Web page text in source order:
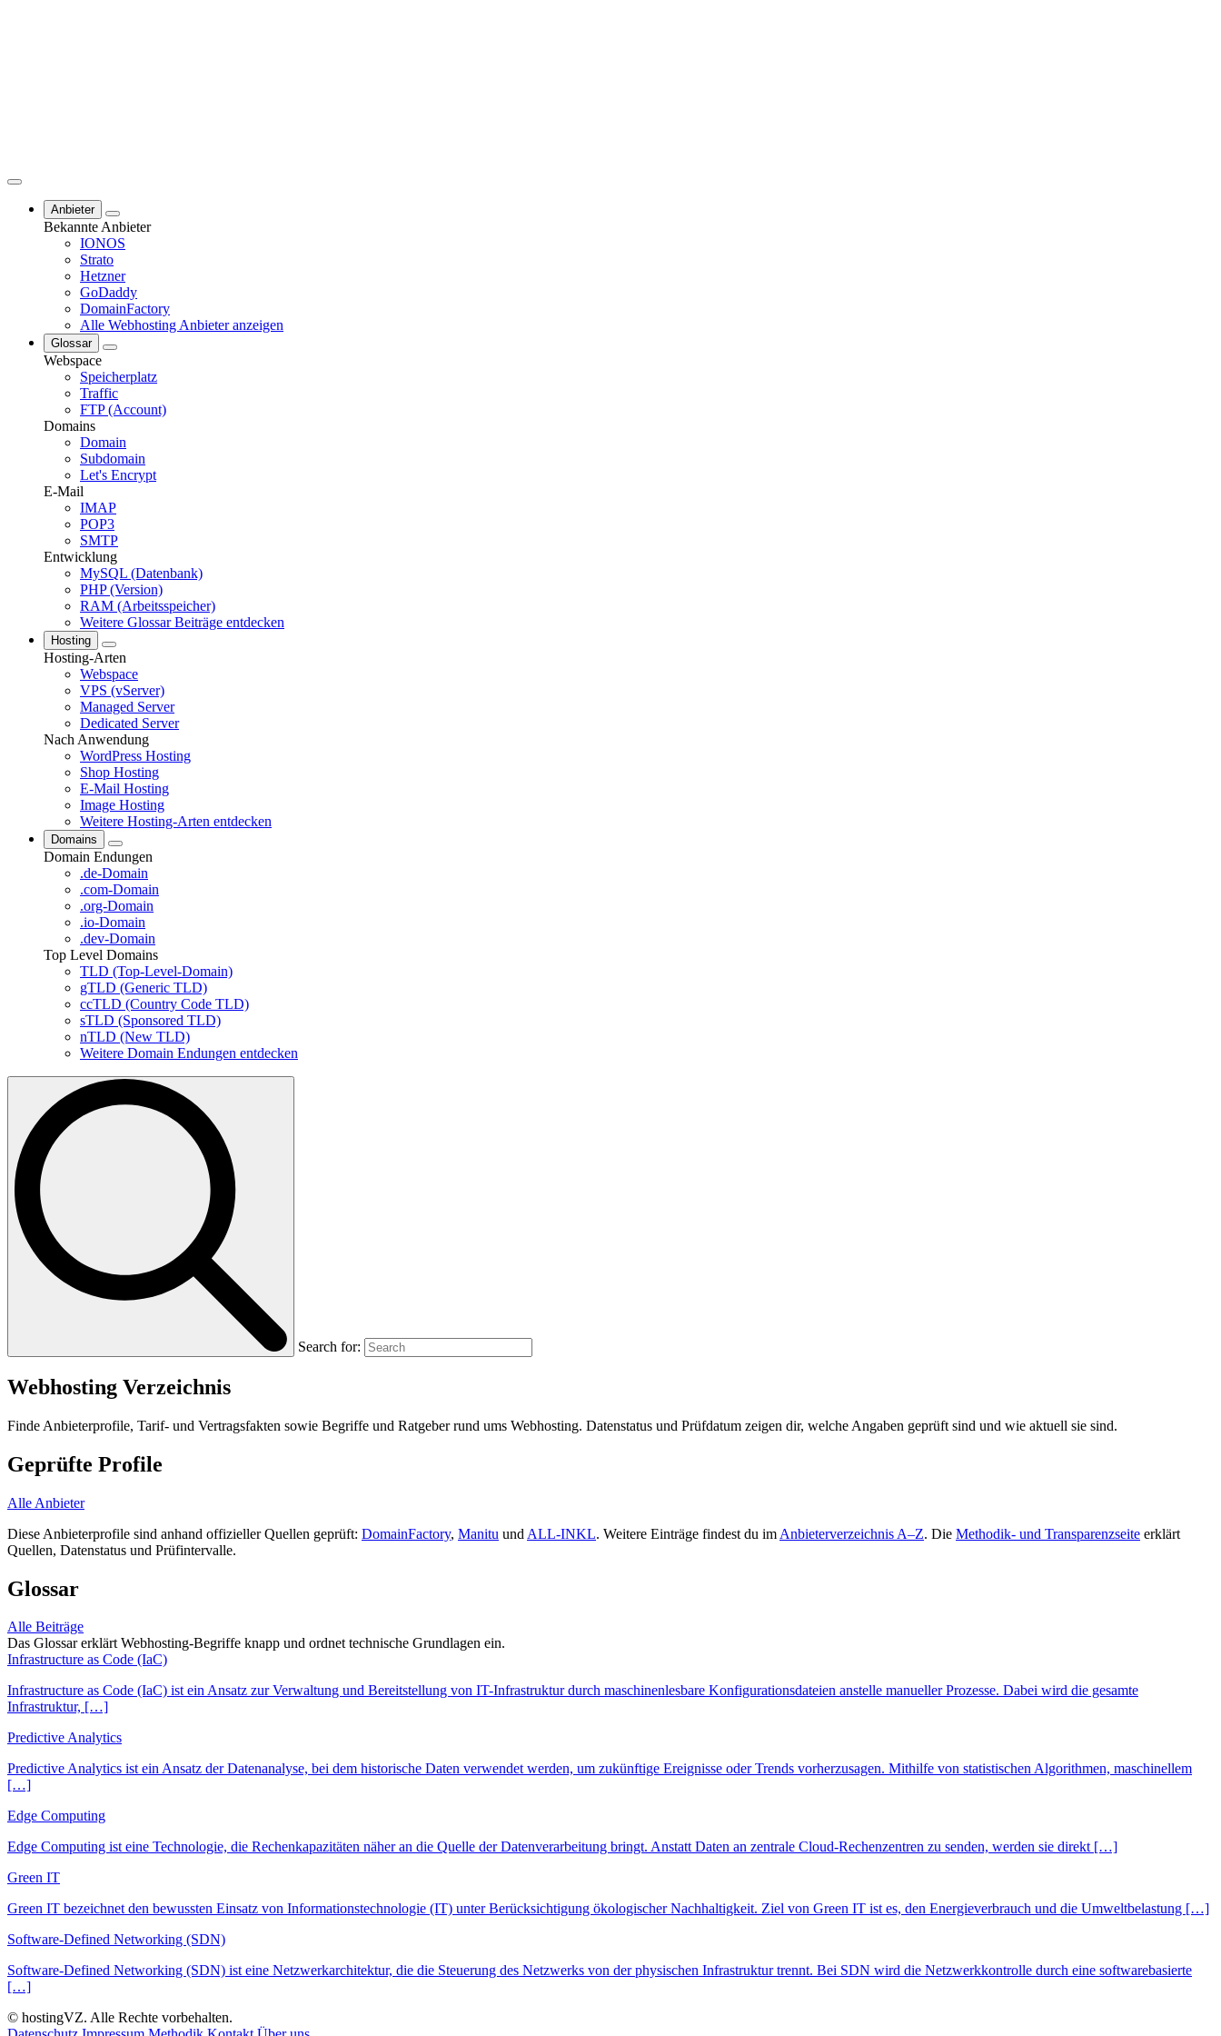
Anbieter
Bekannte Anbieter
IONOS
Strato
Hetzner
GoDaddy
DomainFactory
Alle Webhosting Anbieter anzeigen
Glossar
Webspace
Speicherplatz
Traffic
FTP (Account)
Domains
Domain
Subdomain
Let's Encrypt
E-Mail
IMAP
POP3
SMTP
Entwicklung
MySQL (Datenbank)
PHP (Version)
RAM (Arbeitsspeicher)
Weitere Glossar Beiträge entdecken
Hosting
Hosting-Arten
Webspace
VPS (vServer)
Managed Server
Dedicated Server
Nach Anwendung
WordPress Hosting
Shop Hosting
E-Mail Hosting
Image Hosting
Weitere Hosting-Arten entdecken
Domains
Domain Endungen
.de-Domain
.com-Domain
.org-Domain
.io-Domain
.dev-Domain
Top Level Domains
TLD (Top-Level-Domain)
gTLD (Generic TLD)
ccTLD (Country Code TLD)
sTLD (Sponsored TLD)
nTLD (New TLD)
Weitere Domain Endungen entdecken
Search for:
Webhosting Verzeichnis
Finde Anbieterprofile, Tarif- und Vertragsfakten sowie Begriffe und Ratgeber rund ums Webhosting. Datenstatus und Prüfdatum zeigen dir, welche Angaben geprüft sind und wie aktuell sie sind.
Geprüfte Profile
Alle Anbieter
Diese Anbieterprofile sind anhand offizieller Quellen geprüft: DomainFactory, Manitu und ALL-INKL. Weitere Einträge findest du im Anbieterverzeichnis A–Z. Die Methodik- und Transparenzseite erklärt
Quellen, Datenstatus und Prüfintervalle.
Glossar
Alle Beiträge
Das Glossar erklärt Webhosting-Begriffe knapp und ordnet technische Grundlagen ein.
Infrastructure as Code (IaC)
Infrastructure as Code (IaC) ist ein Ansatz zur Verwaltung und Bereitstellung von IT-Infrastruktur durch maschinenlesbare Konfigurationsdateien anstelle manueller Prozesse. Dabei wird die gesamte
Infrastruktur, […]
Predictive Analytics
Predictive Analytics ist ein Ansatz der Datenanalyse, bei dem historische Daten verwendet werden, um zukünftige Ereignisse oder Trends vorherzusagen. Mithilfe von statistischen Algorithmen, maschinellem
[…]
Edge Computing
Edge Computing ist eine Technologie, die Rechenkapazitäten näher an die Quelle der Datenverarbeitung bringt. Anstatt Daten an zentrale Cloud-Rechenzentren zu senden, werden sie direkt […]
Green IT
Green IT bezeichnet den bewussten Einsatz von Informationstechnologie (IT) unter Berücksichtigung ökologischer Nachhaltigkeit. Ziel von Green IT ist es, den Energieverbrauch und die Umweltbelastung […]
Software-Defined Networking (SDN)
Software-Defined Networking (SDN) ist eine Netzwerkarchitektur, die die Steuerung des Netzwerks von der physischen Infrastruktur trennt. Bei SDN wird die Netzwerkkontrolle durch eine softwarebasierte
[…]
© hostingVZ. Alle Rechte vorbehalten.